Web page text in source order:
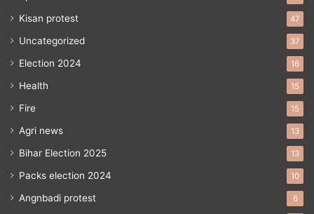
Kisan protest 47
Uncategorized 37
Election 2024 16
Health 15
Fire 15
Agri news 13
Bihar Election 2025 13
Packs election 2024 10
Angnbadi protest 6